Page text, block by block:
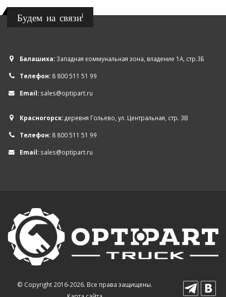
Будем на связи!
Балашиха:Западная коммунальная зона, владение 1А, стр.3Б
Телефон: 8 800 511 51 99
Email: sales@optipart.ru
Красногорск:деревня Гольево, ул. Центральная, стр. 3В
Телефон: 8 800 511 51 99
Email: sales@optipart.ru
© Copyright 2016-2026. Все права защищены.